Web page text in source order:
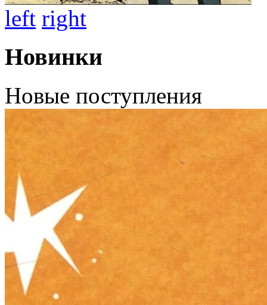
left right
Новинки
Новые поступления